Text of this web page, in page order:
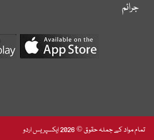
جرائم
تمام مواد کے جملہ حقوق © 2026 ایکسپریس اردو